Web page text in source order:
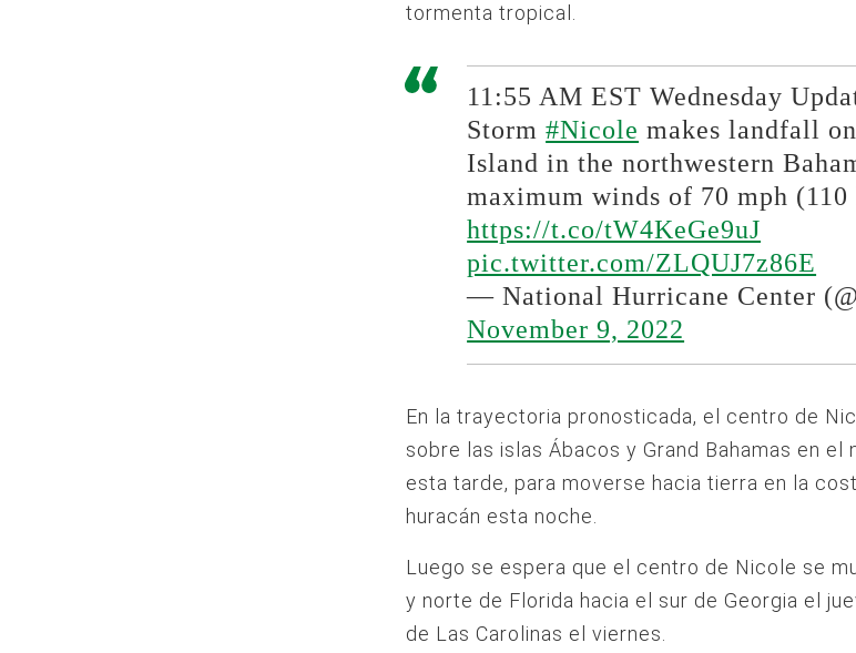
tormenta tropical.
11:55 AM EST Wednesday
Storm#Nicole makes landfall
Island in the northwestern
maximum winds of 70 mph
https://t.co/tW4KeGe9uJ
pic.twitter.com/ZLQUJ7z86E
— National Hurricane Center
November 9, 2022
En la trayectoria pronosticada, el centro de
sobre las islas Ábacos y Grand Bahamas en el
esta tarde, para moverse hacia tierra en la
huracán esta noche.
Luego se espera que el centro de Nicole se
y norte de Florida hacia el sur de Georgia el
de Las Carolinas el viernes.